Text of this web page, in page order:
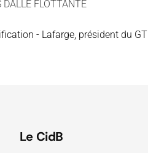
DALLE FLOTTANTE
- Lafarge, président du GT
Le CidB